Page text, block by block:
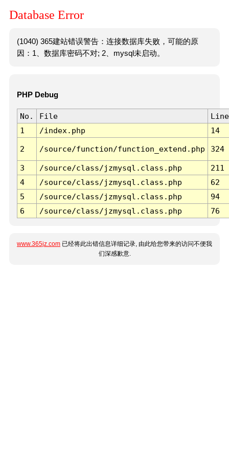
Database Error
(1040) 365建站错误警告：连接数据库失败，可能的原
因：1、数据库密码不对; 2、mysql未启动。
PHP Debug
No. File
Line
1
/index.php 14
2 /source/function/function_extend.php 324
3 /source/class/jzmysql.class.php
211
4
/source/class/jzmysql.class.php
62
5
/source/class/jzmysql.class.php
94
6
/source/class/jzmysql.class.php 76
www.365jz.com 已经将此出错信息详细记录, 由此给您带来的访问不便我
们深感歉意.